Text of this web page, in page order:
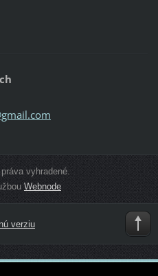
l.com
vyhradené.
Webnode
verziu